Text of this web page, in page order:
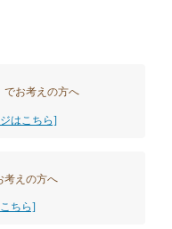
でお考えの方へ
はこちら]
考えの方へ
ちら]